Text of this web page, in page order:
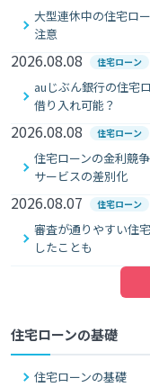
大型連休中の住宅ロ
注意
2026.08.08 住宅ローン
auじぶん銀行の住宅
借り入れ可能？
2026.08.08 住宅ローン
住宅ローンの金利競
サービスの差別化
2026.08.07 住宅ローン
審査が通りやすい住
したことも
住宅ローンの基礎
住宅ローンの基礎